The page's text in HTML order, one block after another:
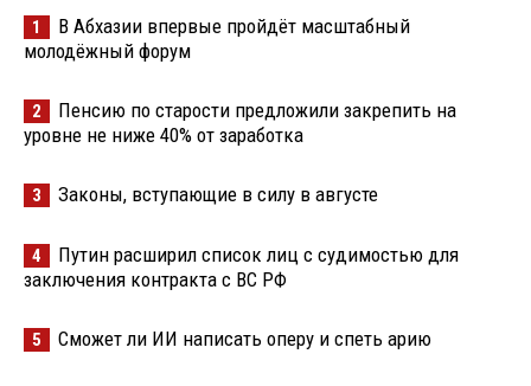
1
В Абхазии впервые пройдёт масштабный
молодёжный форум
2
Пенсию по старости предложили закрепить на
уровне не ниже 40% от заработка
3 Законы, вступающие в силу в августе
4
Путин расширил список лиц с судимостью для
заключения контракта с ВС РФ
5 Сможет ли ИИ написать оперу и спеть арию